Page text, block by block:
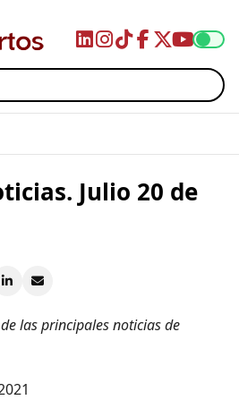
Julio 20 de
las principales noticias de